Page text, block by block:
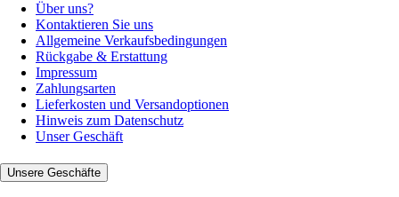
Über uns?
Kontaktieren Sie uns
Allgemeine Verkaufsbedingungen
Rückgabe & Erstattung
Impressum
Zahlungsarten
Lieferkosten und Versandoptionen
Hinweis zum Datenschutz
Unser Geschäft
Unsere Geschäfte